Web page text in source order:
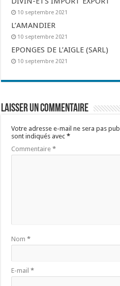
10 septembre 2021
L’AMANDIER
10 septembre 2021
EPONGES DE L’AIGLE (SARL)
10 septembre 2021
Laisser un commentaire
Votre adresse e-mail ne sera pas
sont indiqués avec*
Commentaire*
Nom*
E-mail*